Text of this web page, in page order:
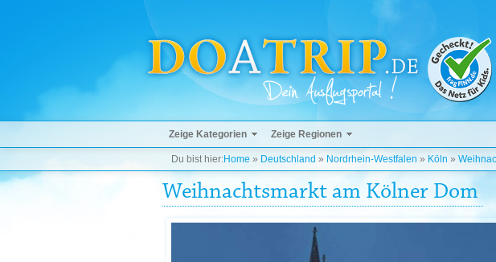
Zeige Kategorien Zeige Regionen
Du bist hier:Home » Deutschland » Nordrhein-Westfalen » Köln »
Weihnachtsmarkt am Kölner Dom